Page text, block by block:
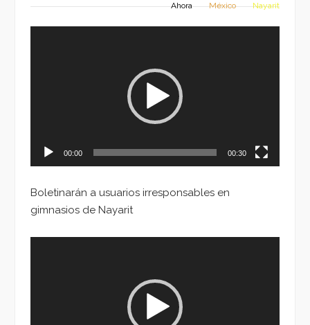
Ahora
México Nayarit
00:00 00:30
Boletinarán a usuarios irresponsables en
gimnasios de Nayarit